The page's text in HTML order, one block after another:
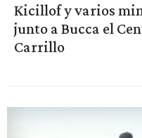
Kicillof y varios
junto a Bucca el
Carrillo